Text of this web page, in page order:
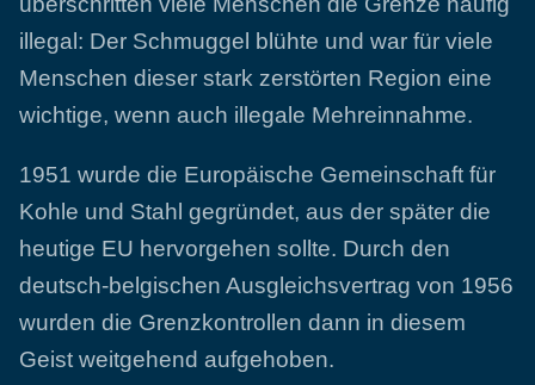
illegal: Der Schmuggel blühte und war für viele
Menschen dieser stark zerstörten Region eine
wichtige, wenn auch illegale Mehreinnahme.
1951 wurde die Europäische Gemeinschaft für
Kohle und Stahl gegründet, aus der später die
heutige EU hervorgehen sollte. Durch den
deutsch-belgischen Ausgleichsvertrag von 1956
wurden die Grenzkontrollen dann in diesem
Geist weitgehend aufgehoben.